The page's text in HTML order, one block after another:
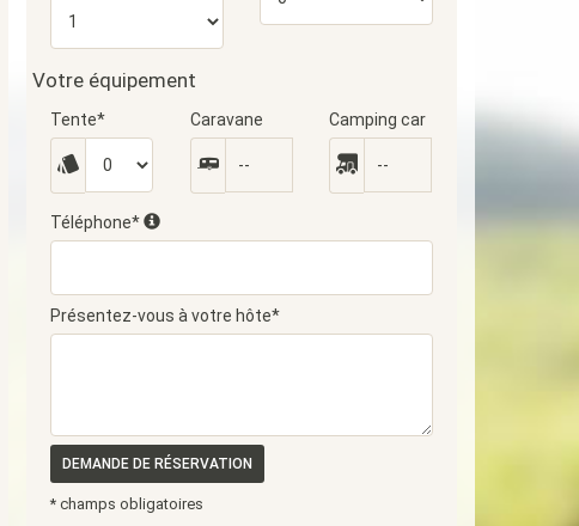
Votre équipement
Tente* Caravane Camping car
Téléphone*
Présentez-vous à votre hôte*
DEMANDE DE RÉSERVATION
* champs obligatoires